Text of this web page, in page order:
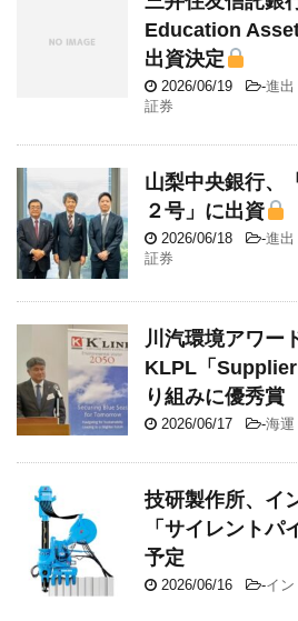
Education
出資決定
2026/06/19 -進出
証券
山梨中央銀行、
２号」に出資
2026/06/18 -進出
証券
川汽環境アワー
KLPL「
り組みに優秀賞
2026/06/17 -海運
技研製作所、イ
「サイレント
予定
2026/06/16 -イン